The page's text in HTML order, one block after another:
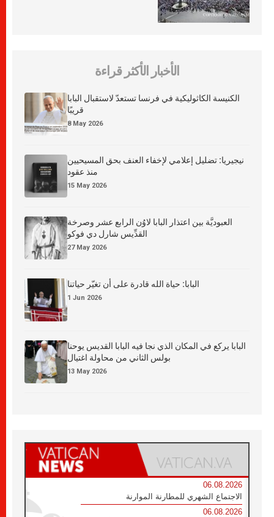
الأخبار الأكثر قراءة
الكنيسة الكاثوليكية في فرنسا تستعدّ لاستقبال البابا
قريبًا
8 May 2026
نيجيريا: تضليل إعلامي لإخفاء العنف بحق المسيحيين
منذ عقود
15 May 2026
العبوديَّة بين اعتذار البابا لاوُن الرابع عشر وصرخة
القدِّيس شارل دي فوكو
27 May 2026
البابا: حياة الله قادرة على أن تغيّر حياتنا
1 Jun 2026
البابا يركع في المكان الذي نجا فيه البابا القديس يوحنا
بولس الثاني من محاولة اغتيال
13 May 2026
06.08.2026
الاجتماع الشهري للمطارنة الموارنة
06.08.2026